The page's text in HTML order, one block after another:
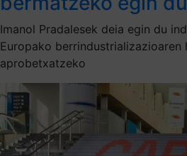
Imanol Pradalesek deia egin du
Europako berrindustrializazioaren
aprobetxatzeko